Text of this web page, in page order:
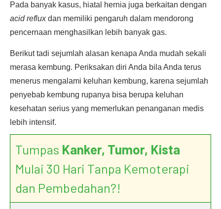
Pada banyak kasus, hiatal hernia juga berkaitan dengan
acid refluxdan memiliki pengaruh dalam mendorong
pencernaan menghasilkan lebih banyak gas.
Berikut tadi sejumlah alasan kenapa Anda mudah sekali
merasa kembung. Periksakan diri Anda bila Anda terus
menerus mengalami keluhan kembung, karena sejumlah
penyebab kembung rupanya bisa berupa keluhan
kesehatan serius yang memerlukan penanganan medis
lebih intensif.
Tumpas Kanker, Tumor, Kista
Mulai 30 Hari Tanpa Kemoterapi
dan Pembedahan?!